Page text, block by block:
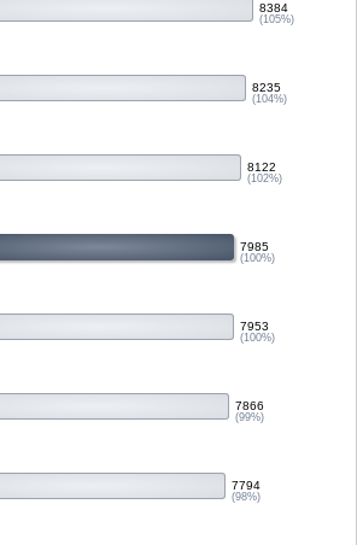
8384
(105%)
8235
(104%)
8122
(102%)
7985
(100%)
7953
(100%)
7866
(99%)
7794
(98%)